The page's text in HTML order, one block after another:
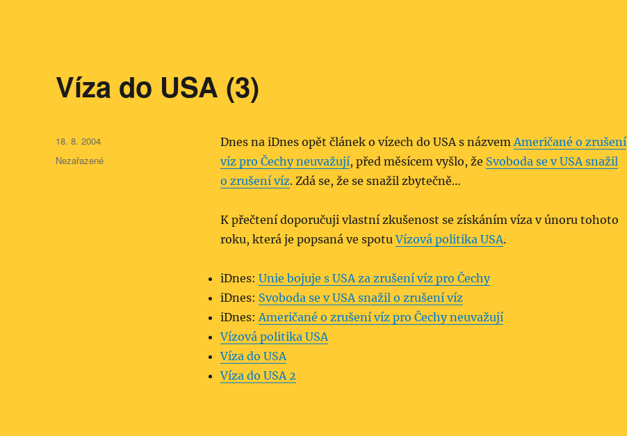
Víza do USA (3)
Dnes na iDnes opět článek o vízech do USA s názvemAmeričané o zrušení
víz pro Čechy neuvažují, před měsícem vyšlo, že Svoboda se v USA snažil
o zrušení víz. Zdá se, že se snažil zbytečně…
K přečtení doporučuji vlastní zkušenost se získáním víza v únoru tohoto
roku, která je popsaná ve spotuVízová politika USA.
iDnes: Unie bojuje s USA za zrušení víz pro Čechy
iDnes: Svoboda se v USA snažil o zrušení víz
iDnes:Američané o zrušení víz pro Čechy neuvažují
Vízová politika USA
Víza do USA
Víza do USA 2
Publikováno:
18. 8. 2004
Rubriky:
Nezařazené